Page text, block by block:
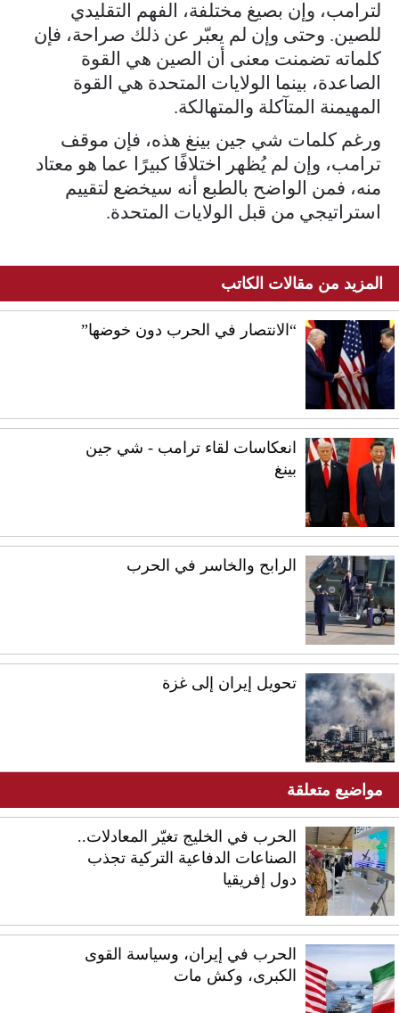
لترامب، وإن بصيغ مختلفة، الفهم التقليدي
للصين. وحتى وإن لم يعبّر عن ذلك صراحة، فإن
كلماته تضمنت معنى أن الصين هي القوة
الصاعدة، بينما الولايات المتحدة هي القوة
المهيمنة المتآكلة والمتهالكة.
ورغم كلمات شي جين بينغ هذه، فإن موقف
ترامب، وإن لم يُظهر اختلافًا كبيرًا عما هو معتاد
منه، فمن الواضح بالطبع أنه سيخضع لتقييم
استراتيجي من قبل الولايات المتحدة.
المزيد من مقالات الكاتب
“الانتصار في الحرب دون خوضها”
انعكاسات لقاء ترامب - شي جين
بينغ
الرابح والخاسر في الحرب
تحويل إيران إلى غزة
مواضيع متعلقة
الحرب في الخليج تغيّر المعادلات..
الصناعات الدفاعية التركية تجذب
دول إفريقيا
الحرب في إيران، وسياسة القوى
الكبرى، وكش مات